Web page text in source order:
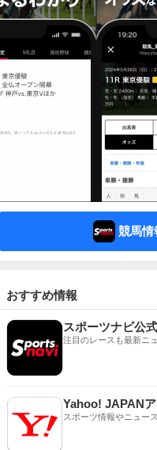
競馬情
おすすめ情報
スポーツナビ公
注目のレースも最新ニ
Yahoo! JAPANア
スポーツ情報やニュー